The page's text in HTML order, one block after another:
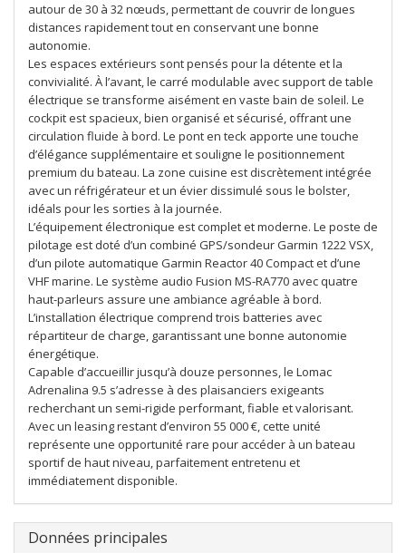
autour de 30 à 32 nœuds, permettant de couvrir de longues
distances rapidement tout en conservant une bonne
autonomie.
Les espaces extérieurs sont pensés pour la détente et la
convivialité. À l’avant, le carré modulable avec support de table
électrique se transforme aisément en vaste bain de soleil. Le
cockpit est spacieux, bien organisé et sécurisé, offrant une
circulation fluide à bord. Le pont en teck apporte une touche
d’élégance supplémentaire et souligne le positionnement
premium du bateau. La zone cuisine est discrètement intégrée
avec un réfrigérateur et un évier dissimulé sous le bolster,
idéals pour les sorties à la journée.
L’équipement électronique est complet et moderne. Le poste de
pilotage est doté d’un combiné GPS/sondeur Garmin 1222 VSX,
d’un pilote automatique Garmin Reactor 40 Compact et d’une
VHF marine. Le système audio Fusion MS-RA770 avec quatre
haut-parleurs assure une ambiance agréable à bord.
L’installation électrique comprend trois batteries avec
répartiteur de charge, garantissant une bonne autonomie
énergétique.
Capable d’accueillir jusqu’à douze personnes, le Lomac
Adrenalina 9.5 s’adresse à des plaisanciers exigeants
recherchant un semi-rigide performant, fiable et valorisant.
Avec un leasing restant d’environ 55 000 €, cette unité
représente une opportunité rare pour accéder à un bateau
sportif de haut niveau, parfaitement entretenu et
immédiatement disponible.
Données principales